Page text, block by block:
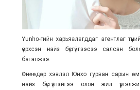
Yunho-гийн харьяалагддаг агентлаг
үерхсэн найз бүсгүйгээсээ салсан
баталжээ.
Өнөөдөр хэвлэл Юнхо гурван сарын
найз бүсгүйтэйгээ олон жил